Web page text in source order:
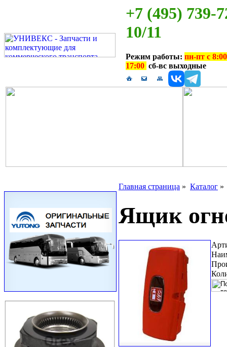
+7 (495) 739-
10/11
Режим работы: пн-пт с
17:00 сб-вс выходные
Главная страница » Каталог
Ящик